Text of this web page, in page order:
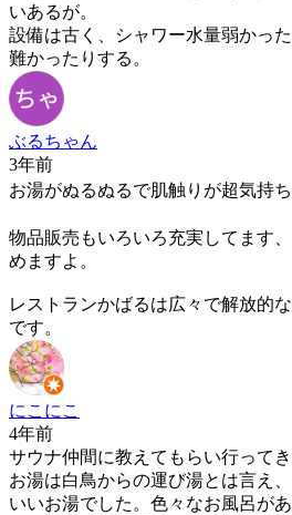
いあるが。
設備は古く、シャワー水量弱かっ
難かったりする。
ぶるちゃん
3年前
お湯がぬるぬるで肌触りが超気持
物品販売もいろいろ充実してます
めますよ。
レストランかばるは広々で解放的
です。
にこにこ
4年前
サウナ仲間に教えてもらい行ってき
お湯は白鳥からの運び湯とは言え
いいお湯でした。色々なお風呂が